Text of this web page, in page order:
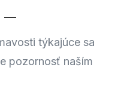
týkajúce sa
pozornosť naším